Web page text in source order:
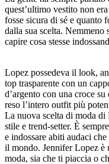
quest’ultimo vestito non
fosse sicura di sé e quanto
dalla sua scelta.
capire cosa stesse
Lopez possedeva il look,
top trasparente con un
d’argento con una croce
reso l’intero outfit più
La nuova scelta di moda di
stile e trend-setter. È
e indossare abiti audaci
il mondo. Jennifer Lopez è
moda, sia che ti piaccia o